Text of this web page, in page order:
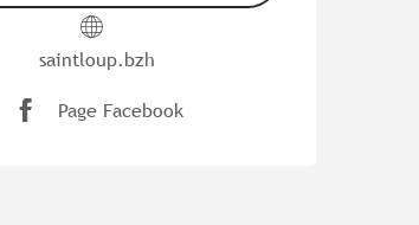
saintloup.bzh
Page Facebook